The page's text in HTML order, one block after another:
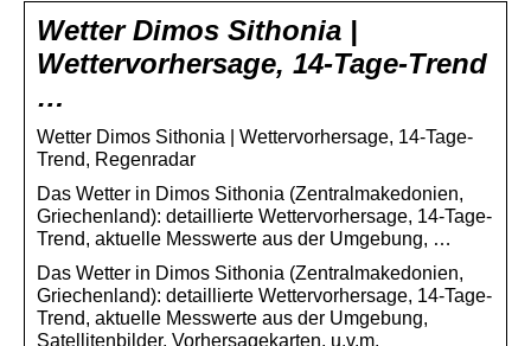
Wetter Dimos Sithonia |
Wettervorhersage, 14-Tage-Trend
…
Wetter Dimos Sithonia | Wettervorhersage, 14-Tage-
Trend, Regenradar
Das Wetter in Dimos Sithonia (Zentralmakedonien,
Griechenland): detaillierte Wettervorhersage, 14-Tage-
Trend, aktuelle Messwerte aus der Umgebung, …
Das Wetter in Dimos Sithonia (Zentralmakedonien,
Griechenland): detaillierte Wettervorhersage, 14-Tage-
Trend, aktuelle Messwerte aus der Umgebung,
Satellitenbilder, Vorhersagekarten, u.v.m.